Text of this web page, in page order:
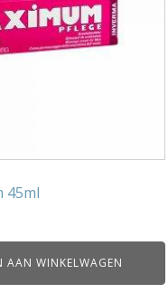
45ml
AAN WINKELWAGEN